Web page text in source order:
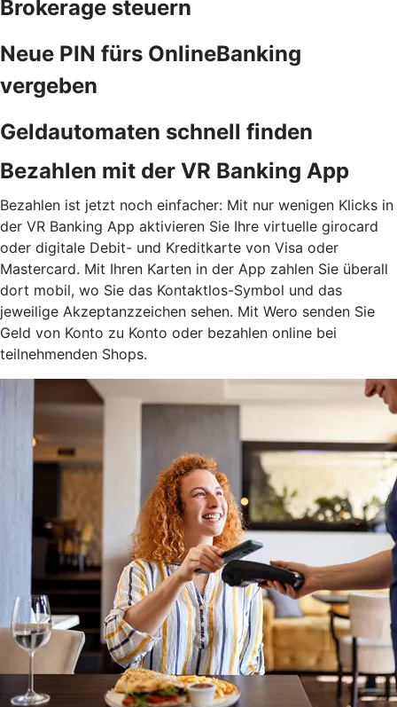
Brokerage steuern
Neue PIN fürs OnlineBanking
vergeben
Geldautomaten schnell finden
Bezahlen mit der VR Banking App
Bezahlen ist jetzt noch einfacher: Mit nur wenigen Klicks in
der VR Banking App aktivieren Sie Ihre virtuelle girocard
oder digitale Debit- und Kreditkarte von Visa oder
Mastercard. Mit Ihren Karten in der App zahlen Sie überall
dort mobil, wo Sie das Kontaktlos-Symbol und das
jeweilige Akzeptanzzeichen sehen. Mit Wero senden Sie
Geld von Konto zu Konto oder bezahlen online bei
teilnehmenden Shops.